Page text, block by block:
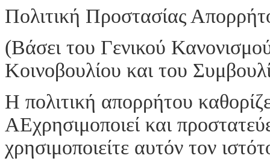
Πολιτική Προστασίας
(Βάσει του Γενικού
Κοινοβουλίου και του
Η πολιτική απορρήτου
ΑΕχρησιμοποιεί και
χρησιμοποιείτε αυτόν τον